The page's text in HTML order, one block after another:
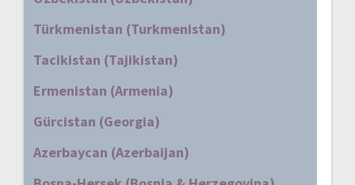
Türkmenistan (Turkmenistan)
Tacikistan (Tajikistan)
Ermenistan (Armenia)
Gürcistan (Georgia)
Azerbaycan (Azerbaijan)